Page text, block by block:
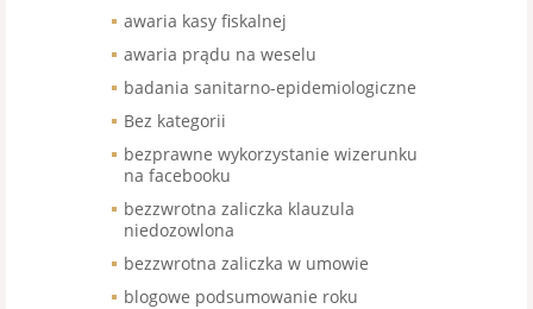
awaria kasy fiskalnej
awaria prądu na weselu
badania sanitarno-epidemiologiczne
Bez kategorii
bezprawne wykorzystanie wizerunku
na facebooku
bezzwrotna zaliczka klauzula
niedozowlona
bezzwrotna zaliczka w umowie
blogowe podsumowanie roku